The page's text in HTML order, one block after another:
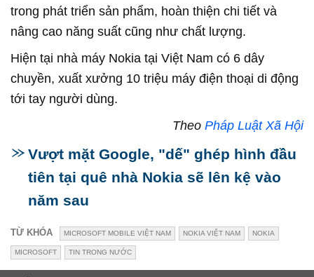
trong phát triển sản phẩm, hoàn thiện chi tiết và
nâng cao năng suất cũng như chất lượng.
Hiện tại nhà máy Nokia tại Việt Nam có 6 dây
chuyền, xuất xưởng 10 triệu máy điện thoại di động
tới tay người dùng.
Theo Pháp Luật Xã Hội
Vượt mặt Google, "dế" ghép hình đầu
tiên tại quê nhà Nokia sẽ lên kệ vào
năm sau
TỪ KHÓA MICROSOFT MOBILE VIỆT NAM NOKIA VIỆT NAM NOKIA
MICROSOFT TIN TRONG NƯỚC